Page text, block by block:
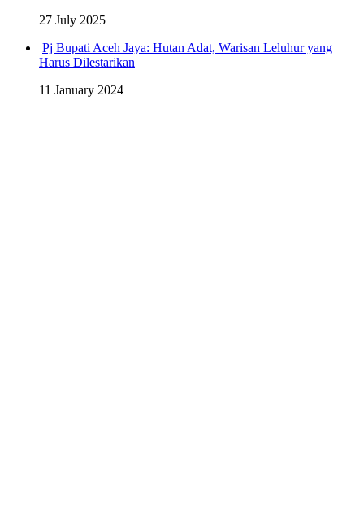
27 July 2025
Pj Bupati Aceh Jaya: Hutan Adat, Warisan Leluhur yang
Harus Dilestarikan
11 January 2024